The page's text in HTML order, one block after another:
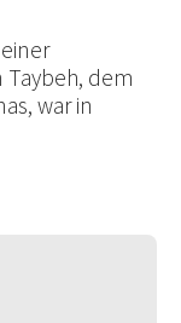
dem
war in